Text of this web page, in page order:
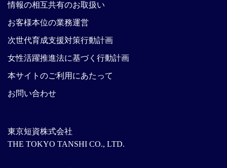
東京短資株式会社
THE TOKYO TANSHI CO., LTD.
情報の相互共有のお取扱い
お客様本位の業務運営
次世代育成支援対策行動計画
女性活躍推進法に基づく行動計画
本サイトのご利用にあたって
お問い合わせ